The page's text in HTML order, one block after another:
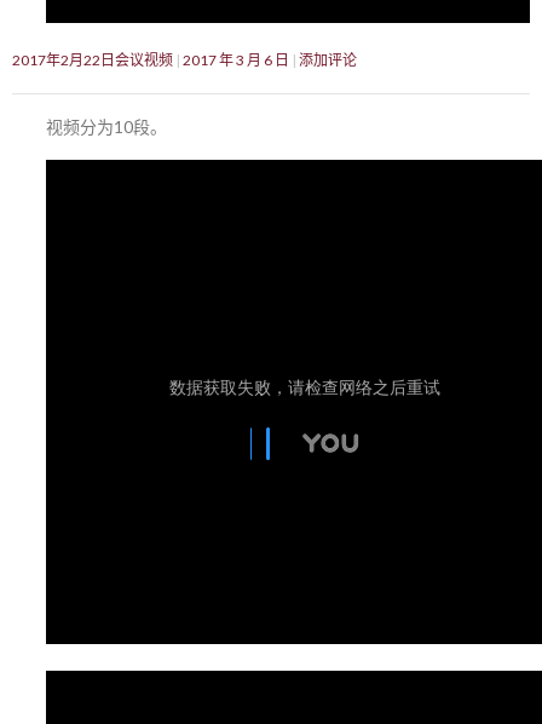
2017年2月22日会议视频 2017 年 3 月 6 日 添加评论
视频分为10段。